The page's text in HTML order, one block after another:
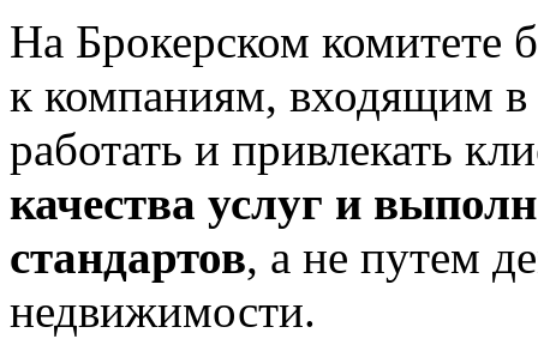
На Брокерском комитете
к компаниям, входящим
работать и привлекать
качества услуг и
стандартов, а не путем
недвижимости.